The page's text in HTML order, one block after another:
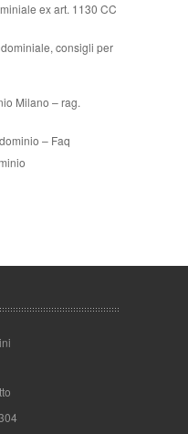
ex art. 1130 CC
consigli per
Milano – rag.
– Faq